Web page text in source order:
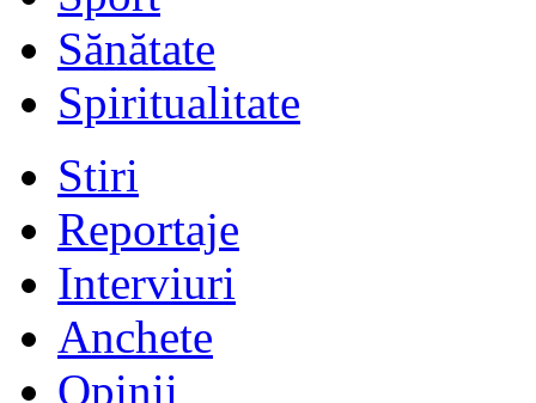
Sănătate
Spiritualitate
Stiri
Reportaje
Interviuri
Anchete
Opinii